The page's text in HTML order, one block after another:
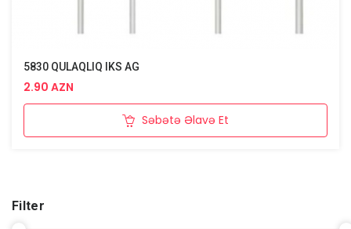
5830 QULAQLIQ IKS AG
2.90 AZN
Səbətə Əlavə Et
Filter